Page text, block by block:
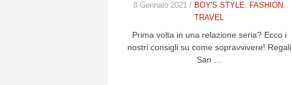
8 Gennaio 2021 / BOY'S STYLE, FASHION,
TRAVEL
Prima volta in una relazione seria? Ecco i
nostri consigli su come sopravvivere! Regali
San …